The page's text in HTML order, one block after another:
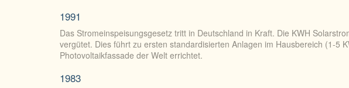
1991
Das Stromeinspeisungsgesetz tritt in Deutschland in Kraft. Die KWH
vergütet. Dies führt zu ersten standardisierten Anlagen im Hausbereich (1-5
Photovoltaikfassade der Welt errichtet.
1983